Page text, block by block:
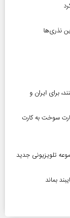
نذری‌ها
برای ایران و
کارت سوخت به کارت
را از دست دادیم/ پخش ۲ مجموعه تلویزیونی جدید
بماند